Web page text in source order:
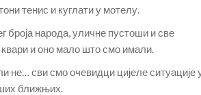
тенис и куглати у мотелу.
народа, уличне пустоши и све
и оно мало што смо имали.
сви смо очевидци цијеле ситуације
ближњих.